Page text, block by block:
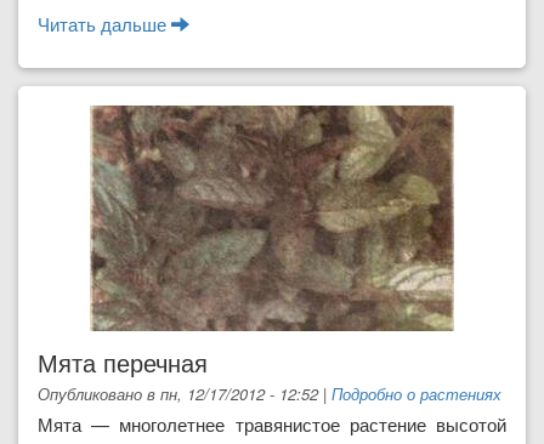
Читать дальше
Мята перечная
Опубликовано в пн, 12/17/2012 - 12:52| Подробно о растениях
Мята — многолетнее травянистое растение высотой